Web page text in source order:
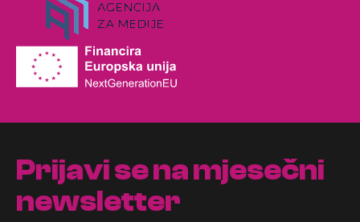
Prijavi se na mjesečni
newsletter